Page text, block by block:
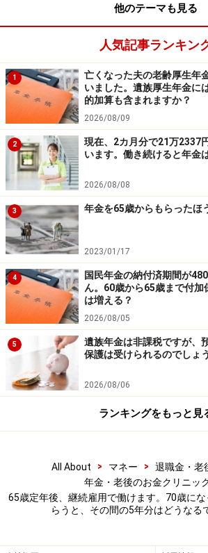
他のテーマも見る
人気記事ランキン
1
亡くなった夫の老齢厚生年
いました。遺族厚生年金に
的加算も含まれますか？
2026/08/09
2
現在、2カ月分で21万2337
います。働き続けると年金
2026/08/08
3 年金を65歳からもらったほ
2023/01/17
4
国民年金の納付済期間が
ん。60歳から65歳まで付加
は増える？
2026/08/05
5
遺族年金は非課税ですが、
保護は受けられるのでしょ
2026/08/06
ランキングをもっと見
All About > マネー > 退職金・老
年金・老後のお金クリニッ
65歳定年後、継続雇用で働けます。70歳に
らうと、その間の5年分はどうなる